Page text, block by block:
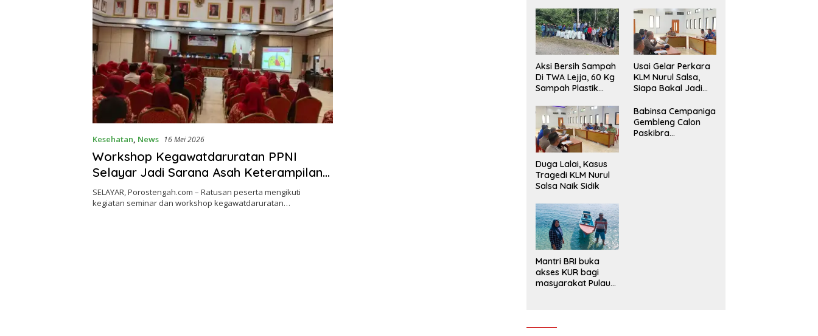
Kesehatan, News 16 Mei 2026
Workshop Kegawatdaruratan PPNI
Selayar Jadi Sarana Asah Keterampilan
Dasar Tenaga Medis
SELAYAR, Porostengah.com – Ratusan peserta mengikuti
kegiatan seminar dan workshop kegawatdaruratan…
Aksi Bersih Sampah
Di TWA Lejja, 60 Kg
Sampah Plastik
‎Usai Gelar Perkara
KLM Nurul Salsa,
Siapa Bakal Jadi
Duga Lalai, Kasus
Tragedi KLM Nurul
Salsa Naik Sidik
Babinsa Cempaniga
Gembleng Calon
Paskibra
Mantri BRI buka
akses KUR bagi
masyarakat Pulau